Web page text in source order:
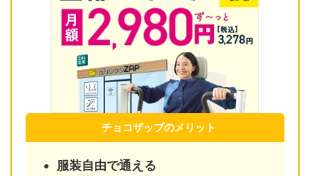
チョコザップのメリット
服装自由で通える